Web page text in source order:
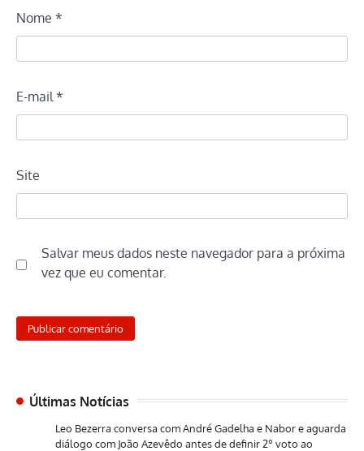
Nome *
E-mail*
Site
Salvar meus dados neste navegador para a próxima
vez que eu comentar.
Últimas Notícias
Leo Bezerra conversa com André Gadelha e Nabor e aguarda
diálogo com João Azevêdo antes de definir 2º voto ao